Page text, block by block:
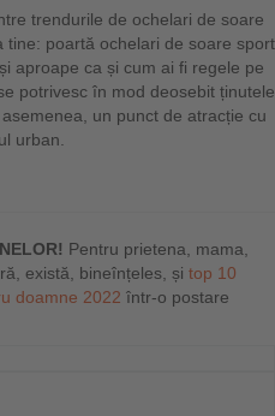
trendurile de ochelari de soare
poartă ochelari de soare sport
aproape ca și cum ai fi regele pe
potrivesc în mod deosebit ținutele
un punct de atracție cu
urban.
Pentru prietena, mama,
există, bineînțeles, și top 10
doamne 2022 într-o postare